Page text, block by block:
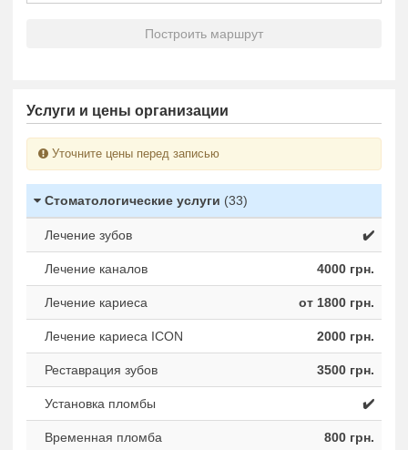
Построить маршрут
Услуги и цены организации
Уточните цены перед записью
Стоматологические услуги (33)
Лечение зубов ✔️
Лечение каналов 4000 грн.
Лечение кариеса от 1800 грн.
Лечение кариеса ICON 2000 грн.
Реставрация зубов 3500 грн.
Установка пломбы ✔️
Временная пломба 800 грн.